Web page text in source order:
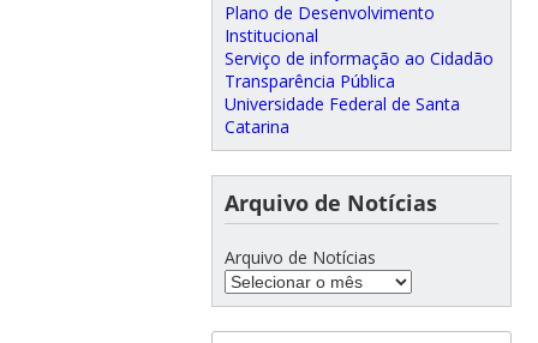
Plano de Desenvolvimento
Institucional
Serviço de informação ao Cidadão
Transparência Pública
Universidade Federal de Santa
Catarina
Arquivo de Notícias
Arquivo de Notícias